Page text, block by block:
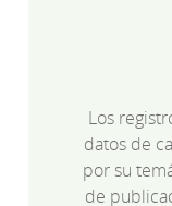
Los
datos de
por su
de